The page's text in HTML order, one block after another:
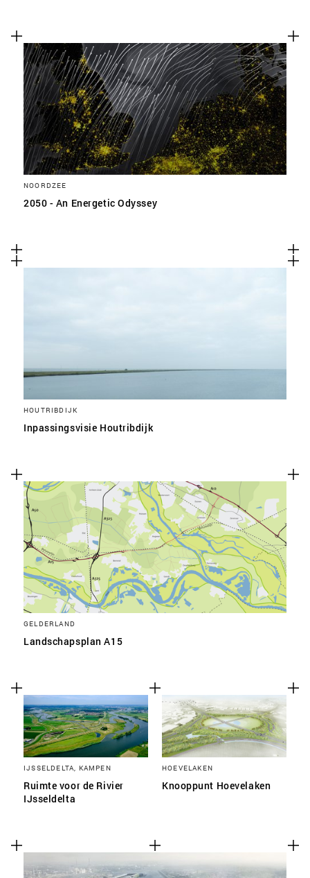
NOORDZEE
2050 - An Energetic Odyssey
HOUTRIBDIJK
Inpassingsvisie Houtribdijk
GELDERLAND
Landschapsplan A15
IJSSELDELTA, KAMPEN
Ruimte voor de Rivier
IJsseldelta
HOEVELAKEN
Knooppunt Hoevelaken